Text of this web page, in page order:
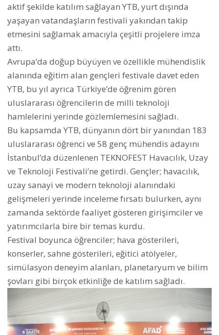
aktif şekilde katılım sağlayan YTB, yurt dışında
yaşayan vatandaşların festivali yakından takip
etmesini sağlamak amacıyla çeşitli projelere imza
attı.
Avrupa’da doğup büyüyen ve özellikle mühendislik
alanında eğitim alan gençleri festivale davet eden
YTB, bu yıl ayrıca Türkiye’de öğrenim gören
uluslararası öğrencilerin de milli teknoloji
hamlelerini yerinde gözlemlemesini sağladı.
Bu kapsamda YTB, dünyanın dört bir yanından 183
uluslararası öğrenci ve 58 genç mühendis adayını
İstanbul’da düzenlenen TEKNOFEST Havacılık, Uzay
ve Teknoloji Festivali’ne getirdi. Gençler; havacılık,
uzay sanayi ve modern teknoloji alanındaki
gelişmeleri yerinde inceleme fırsatı bulurken, aynı
zamanda sektörde faaliyet gösteren girişimciler ve
yatırımcılarla bire bir temas kurdu.
Festival boyunca öğrenciler; hava gösterileri,
konserler, sahne gösterileri, eğitici atölyeler,
simülasyon deneyim alanları, planetaryum ve bilim
şovları gibi birçok etkinliğe de katılım sağladı.